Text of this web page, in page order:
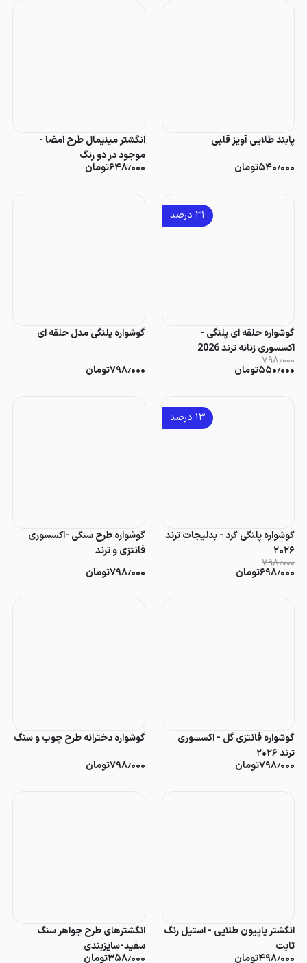
پابند طلایی آویز قلبی
۵۴۰٫۰۰۰تومان
انگشتر مینیمال طرح امضا -
موجود در دو رنگ
۶۴۸٫۰۰۰تومان
۳۱ درصد
گوشواره حلقه ای پلنگی -
اکسسوری زنانه ترند 2026
۷۹۸٫۰۰۰
۵۵۰٫۰۰۰تومان
گوشواره پلنگی مدل حلقه ای
۷۹۸٫۰۰۰تومان
۱۳درصد
گوشواره پلنگی گرد - بدلیجات ترند
۲۰۲۶
۷۹۸٫۰۰۰
۶۹۸٫۰۰۰تومان
گوشواره طرح سنگی -اکسسوری
فانتزی و ترند
۷۹۸٫۰۰۰تومان
گوشواره فانتزی گل - اکسسوری
ترند ۲۰۲۶
۷۹۸٫۰۰۰تومان
گوشواره دخترانه طرح چوب و سنگ
۷۹۸٫۰۰۰تومان
انگشتر پاپیون طلایی - استیل رنگ
ثابت
۴۹۸٫۰۰۰تومان
انگشترهای طرح جواهر سنگ
سفید-سایزبندی
۳۵۸٫۰۰۰تومان